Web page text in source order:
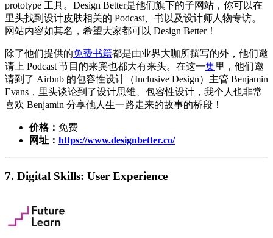
prototype 工具。Design Better是他们旗下的子网站，你可以在
里头找到设计皮肤相关的 Podcast、书以及设计师人物专访。
网站内容如其名，希望大家都可以 Design Better！
除了他们提供的免费书籍都是由业界大咖所撰写的外，他们邀
请上 Podcast 节目的来宾也都大有来头。在这一集里，他们邀
请到了 Airbnb 的包容性设计（Inclusive Design）主管 Benjamin
Evans，里头谈论到了设计思维、包容性设计，我个人也非常
喜欢 Benjamin 分享他人生一路走来的故事的桥段！
价格： 免费
网址： https://www.designbetter.co/
7. Digital Skills: User Experience